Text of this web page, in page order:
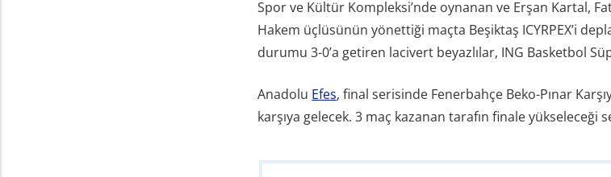
Spor ve Kültür Kompleksi’nde oynanan ve Erşan Kartal,
Hakem üçlüsünün yönettiği maçta Beşiktaş ICYRPEX’i
durumu 3-0’a getiren lacivert beyazlılar, ING Basketbol
Anadolu Efes, final serisinde Fenerbahçe Beko-Pınar
karşıya gelecek. 3 maç kazanan tarafın finale yükseleceği